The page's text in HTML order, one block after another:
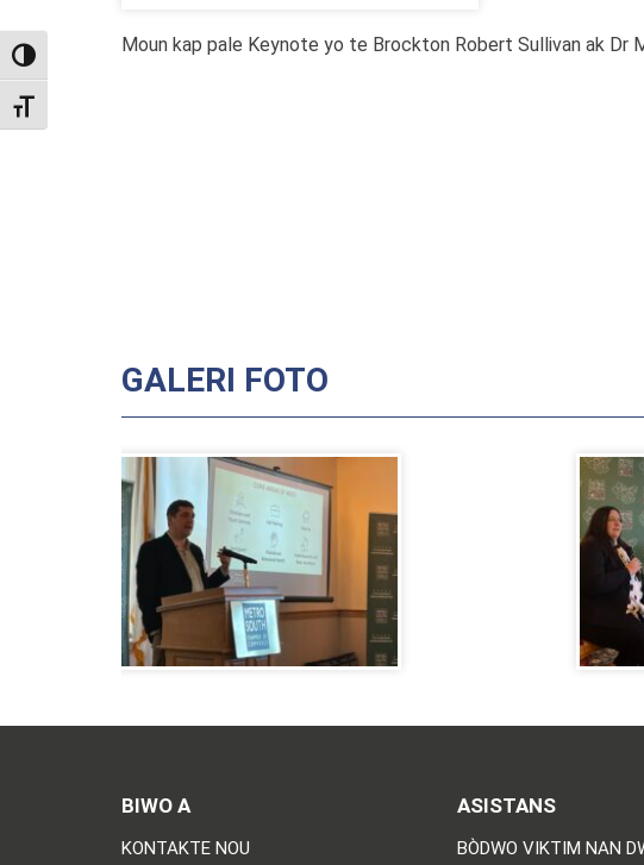
TOGGLE HIGH CONTRAST
TOGGLE FONT SIZE
Moun kap pale Keynote yo te Brockton Robert Sullivan ak Dr
GALERI FOTO
BIWO A
KONTAKTE NOU
ASISTANS
BÒDWO VIKTIM NAN